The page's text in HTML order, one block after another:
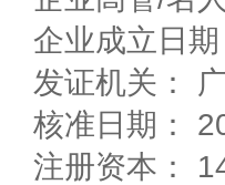
企业成立日
发证机关：
核准日期：
注册资本：